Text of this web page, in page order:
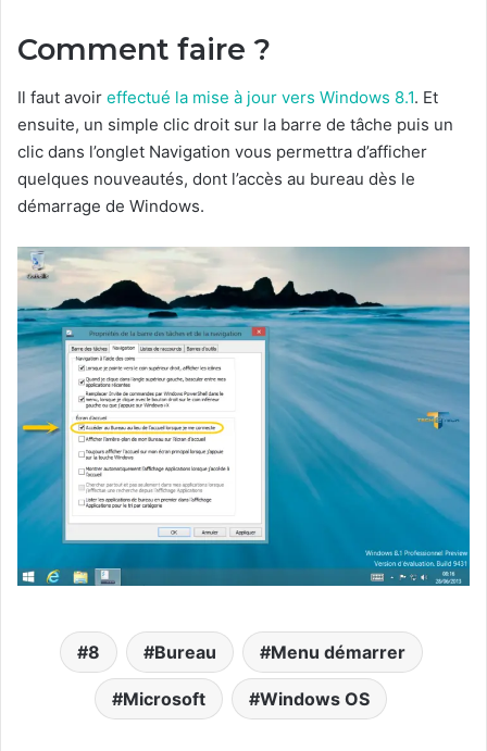
Comment faire ?
Il faut avoir effectué la mise à jour vers Windows 8.1. Et
ensuite, un simple clic droit sur la barre de tâche puis un
clic dans l’onglet Navigation vous permettra d’afficher
quelques nouveautés, dont l’accès au bureau dès le
démarrage de Windows.
8 Bureau Menu démarrer
Microsoft Windows OS